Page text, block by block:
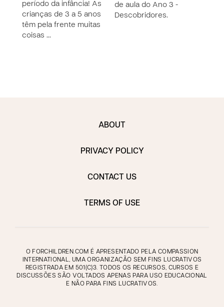
período da infância! As
crianças de 3 a 5 anos
têm pela frente muitas
coisas …
de aula do Ano 3 -
Descobridores.
ABOUT
PRIVACY POLICY
CONTACT US
TERMS OF USE
O FORCHILDREN.COM É APRESENTADO PELA COMPASSION
INTERNATIONAL, UMA ORGANIZAÇÃO SEM FINS LUCRATIVOS
REGISTRADA EM 501(C)3. TODOS OS RECURSOS, CURSOS E
DISCUSSÕES SÃO VOLTADOS APENAS PARA USO EDUCACIONAL
E NÃO PARA FINS LUCRATIVOS.